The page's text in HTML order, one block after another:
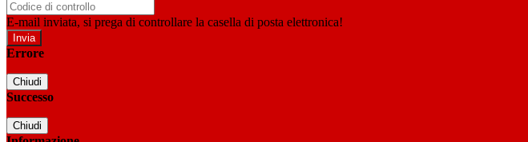
E-mail inviata, si prega di controllare la casella di posta elettronica!
Errore
Chiudi
Successo
Chiudi